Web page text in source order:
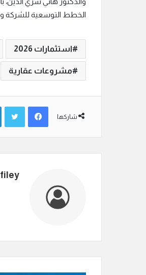
الخطط التوسعية للشركة
استثمارات 2026
مشروعات عقارية
شاركها
فيسبوك